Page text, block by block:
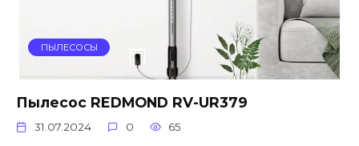
ПЫЛЕСОСЫ
Пылесос REDMOND RV-UR379
31.07.2024 0 65